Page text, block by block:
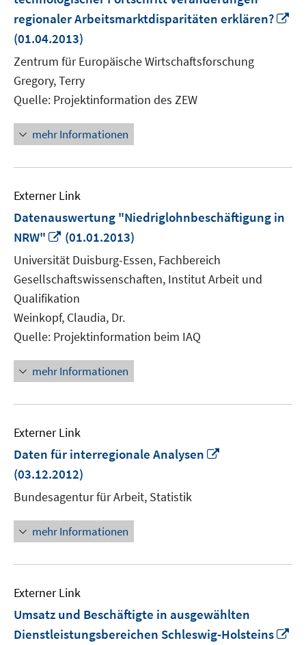
regionaler Arbeitsmarktdisparitäten erklären?
(01.04.2013)
Zentrum für Europäische Wirtschaftsforschung
Gregory, Terry
Quelle: Projektinformation des ZEW
mehr Informationen
Externer Link
Datenauswertung "Niedriglohnbeschäftigung in
NRW"
In
neuem
Fenster
öffnen
(01.01.2013)
Universität Duisburg-Essen, Fachbereich
Gesellschaftswissenschaften, Institut Arbeit und
Qualifikation
Weinkopf, Claudia, Dr.
Quelle: Projektinformation beim IAQ
mehr Informationen
Externer Link
Daten für interregionale Analysen
(03.12.2012)
Bundesagentur für Arbeit, Statistik
mehr Informationen
Externer Link
Umsatz und Beschäftigte in ausgewählten
Dienstleistungsbereichen Schleswig-Holsteins